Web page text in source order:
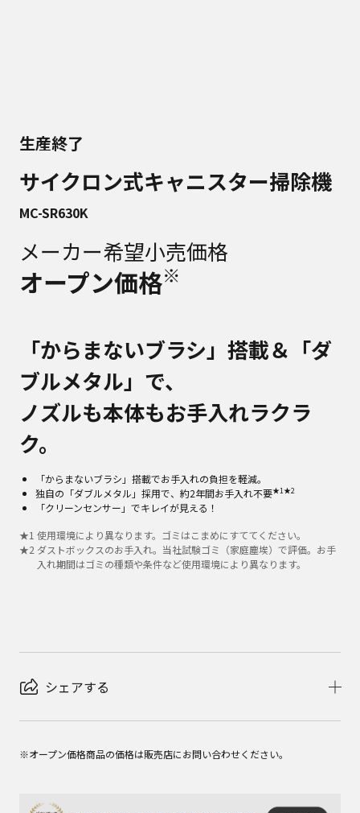
生産終了
サイクロン式キャニスター掃除機
MC-SR630K
メーカー希望小売価格
オープン価格※
「からまないブラシ」搭載＆「ダ
ブルメタル」で、
ノズルも本体もお手入れラクラ
ク。
「からまないブラシ」搭載でお手入れの負担を軽減。
独自の「ダブルメタル」採用で、約2年間お手入れ不要★1★2
「クリーンセンサー」でキレイが見える！
★1 使用環境により異なります。ゴミはこまめにすててください。
★2 ダストボックスのお手入れ。当社試験ゴミ（家庭塵埃）で評価。お手
入れ期間はゴミの種類や条件など使用環境により異なります。
シェアする
※オープン価格商品の価格は販売店にお問い合わせください。